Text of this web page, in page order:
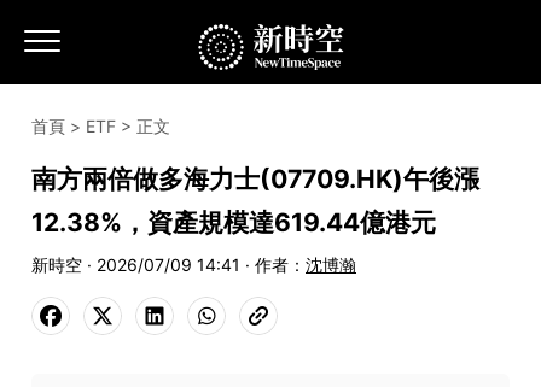
首頁 > ETF > 正文
南方兩倍做多海力士(07709.HK)午後漲
12.38%，資產規模達619.44億港元
新時空 · 2026/07/09 14:41 · 作者： 沈博瀚